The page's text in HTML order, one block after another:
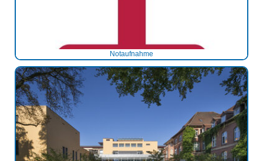
Notaufnahme
Notaufnahme
Notaufnahme